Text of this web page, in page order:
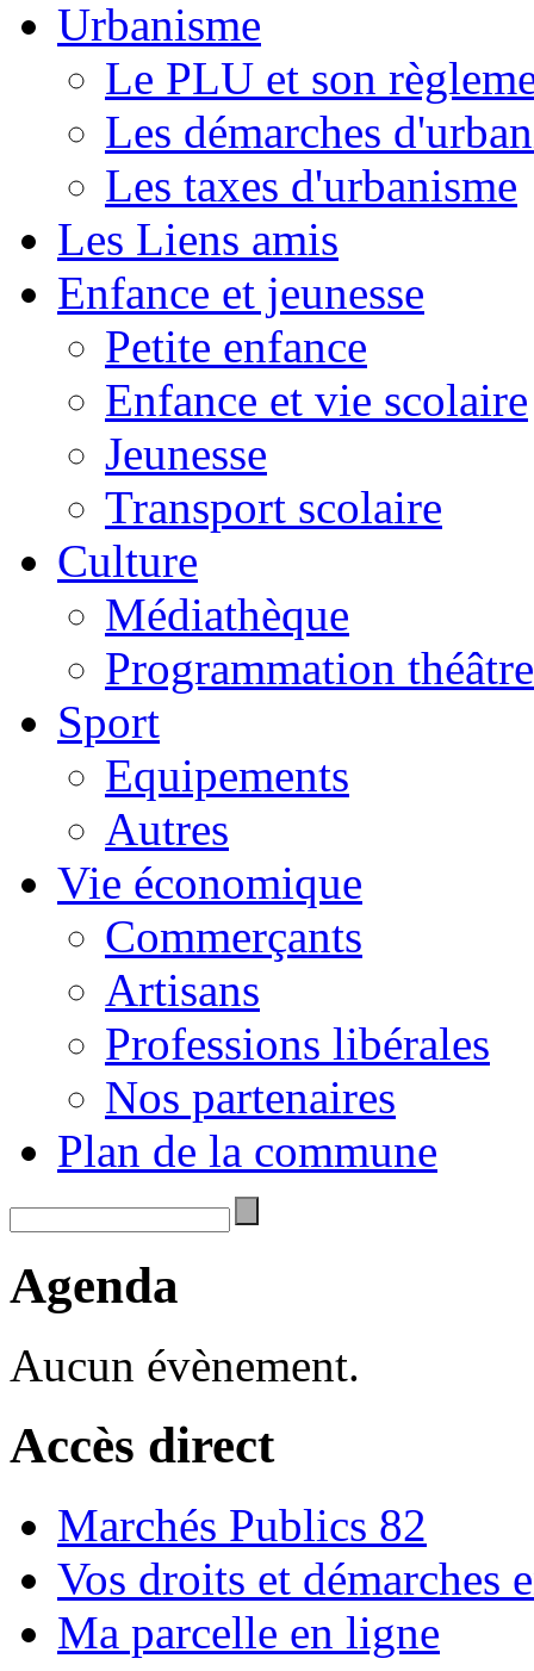
Urbanisme
Le PLU et son
Les démarches
Les taxes d'urbanisme
Les Liens amis
Enfance et jeunesse
Petite enfance
Enfance et vie scolaire
Jeunesse
Transport scolaire
Culture
Médiathèque
Programmation théâtre
Sport
Equipements
Autres
Vie économique
Commerçants
Artisans
Professions libérales
Nos partenaires
Plan de la commune
Agenda
Aucun évènement.
Accès direct
Marchés Publics 82
Vos droits et démarches
Ma parcelle en ligne